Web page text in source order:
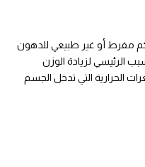
مفرط أو غير طبيعي للدهون
الرئيسي لزيادة الوزن
الحرارية التي تدخل الجسم